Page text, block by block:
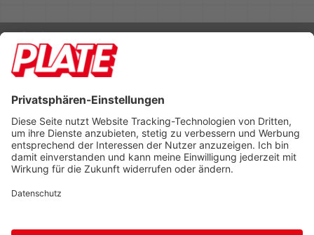
Rufen Sie uns an 04298 401-0
Lieferbedingungen Impressum
Footer anzeigen
PLATE Büromaterial Vertriebs GmbH
Hilligenwarf 5